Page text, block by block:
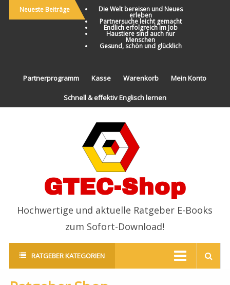
Neueste Beiträge Die Welt bereisen und Neues
erleben
Partnersuche leicht gemacht
Endlich erfolgreich im Job
Haustiere sind auch nur
Menschen
Gesund, schön und glücklich
Partnerprogramm Kasse Warenkorb Mein Konto
Schnell & effektiv Englisch lernen
GTEC-Shop
Hochwertige und aktuelle Ratgeber E-Books
zum Sofort-Download!
RATGEBER KATEGORIEN